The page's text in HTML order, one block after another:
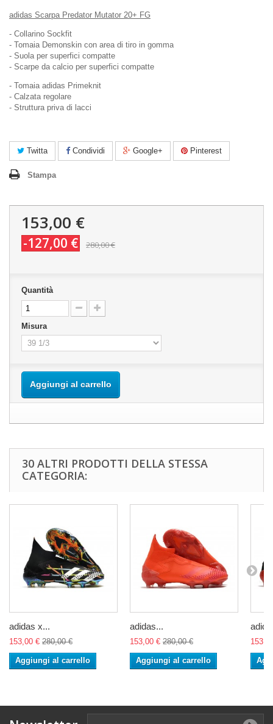
adidas Scarpa Predator Mutator 20+ FG
- Collarino Sockfit
- Tomaia Demonskin con area di tiro in gomma
- Suola per superfici compatte
- Scarpe da calcio per superfici compatte
- Tomaia adidas Primeknit
- Calzata regolare
- Struttura priva di lacci
Twitta Condividi Google+ Pinterest
Stampa
153,00 €
-127,00 € 280,00 €
Quantità
Misura
Aggiungi al carrello
30 ALTRI PRODOTTI DELLA STESSA
CATEGORIA:
adidas x...
153,00 € 280,00 €
Aggiungi al carrello
adidas...
153,00 € 280,00 €
Aggiungi al carrello